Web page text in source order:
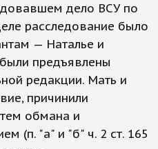
дело ВСУ по
расследование было
— Наталье и
предъявлены
редакции. Мать и
причинили
обмана и
(п. "а" и "б" ч. 2 ст. 165